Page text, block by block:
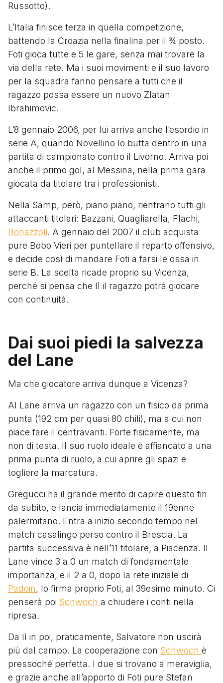
Russotto).
L’Italia finisce terza in quella competizione,
battendo la Croazia nella finalina per il ¾ posto.
Foti gioca tutte e 5 le gare, senza mai trovare la
via della rete. Ma i suoi movimenti e il suo lavoro
per la squadra fanno pensare a tutti che il
ragazzo possa essere un nuovo Zlatan
Ibrahimovic.
L’8 gennaio 2006, per lui arriva anche l’esordio in
serie A, quando Novellino lo butta dentro in una
partita di campionato contro il Livorno. Arriva poi
anche il primo gol, al Messina, nella prima gara
giocata da titolare tra i professionisti.
Nella Samp, però, piano piano, rientrano tutti gli
attaccanti titolari: Bazzani, Quagliarella, Flachi,
Bonazzoli. A gennaio del 2007 il club acquista
pure Bobo Vieri per puntellare il reparto offensivo,
e decide così di mandare Foti a farsi le ossa in
serie B. La scelta ricade proprio su Vicenza,
perché si pensa che lì il ragazzo potrà giocare
con continuità.
Dai suoi piedi la salvezza
del Lane
Ma che giocatore arriva dunque a Vicenza?
Al Lane arriva un ragazzo con un fisico da prima
punta (192 cm per quasi 80 chili), ma a cui non
piace fare il centravanti. Forte fisicamente, ma
non di testa. Il suo ruolo ideale è affiancato a una
prima punta di ruolo, a cui aprire gli spazi e
togliere la marcatura.
Gregucci ha il grande merito di capire questo fin
da subito, e lancia immediatamente il 19enne
palermitano. Entra a inizio secondo tempo nel
match casalingo perso contro il Brescia. La
partita successiva è nell’11 titolare, a Piacenza. Il
Lane vince 3 a 0 un match di fondamentale
importanza, e il 2 a 0, dopo la rete iniziale di
Padoin, lo firma proprio Foti, al 39esimo minuto. Ci
penserà poi Schwoch a chiudere i conti nella
ripresa.
Da lì in poi, praticamente, Salvatore non uscirà
più dal campo. La cooperazione con Schwoch è
pressoché perfetta. I due si trovano a meraviglia,
e grazie anche all’apporto di Foti pure Stefan